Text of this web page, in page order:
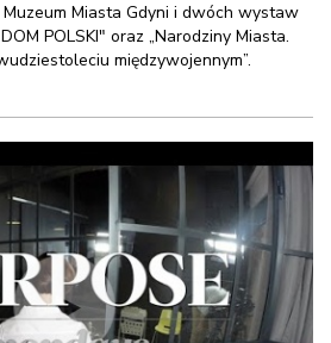
Miasta Gdyni i dwóch wystaw
POLSKI" oraz „Narodziny Miasta.
międzywojennym”.